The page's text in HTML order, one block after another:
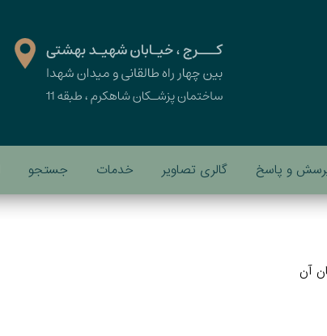
و پاسخ گالری تصاویر خدمات جستجو
آن